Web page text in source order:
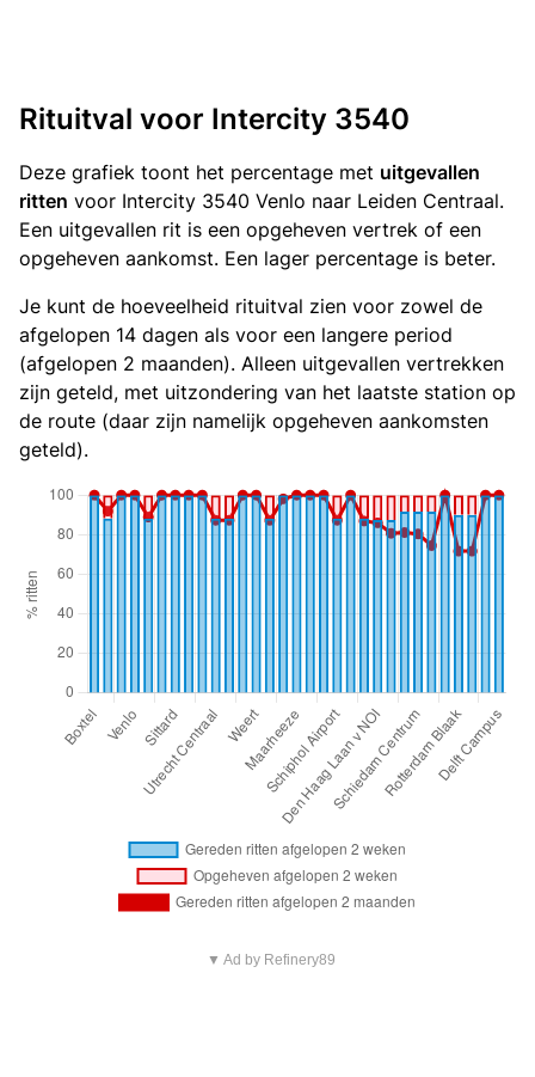
Rituitval voor Intercity 3540
Deze grafiek toont het percentage met uitgevallen
ritten voor Intercity 3540 Venlo naar Leiden Centraal.
Een uitgevallen rit is een opgeheven vertrek of een
opgeheven aankomst. Een lager percentage is beter.
Je kunt de hoeveelheid rituitval zien voor zowel de
afgelopen 14 dagen als voor een langere period
(afgelopen 2 maanden). Alleen uitgevallen vertrekken
zijn geteld, met uitzondering van het laatste station op
de route (daar zijn namelijk opgeheven aankomsten
geteld).
▼ Ad by Refinery89